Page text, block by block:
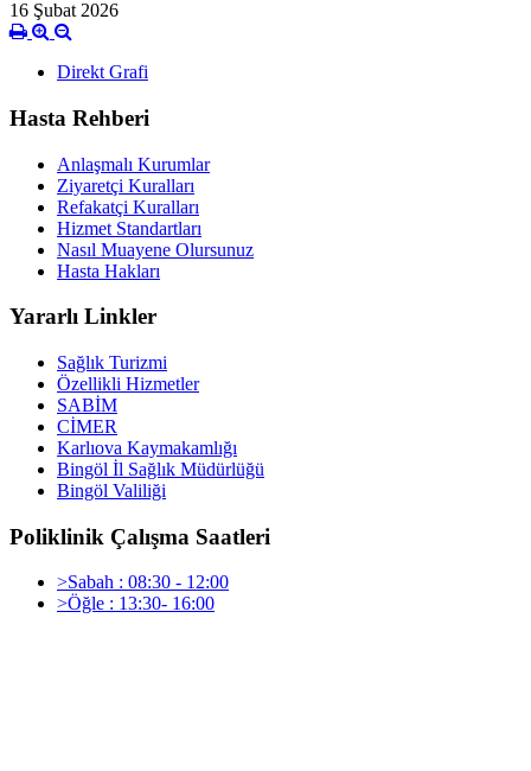
16 Şubat 2026
Direkt Grafi
Hasta Rehberi
Anlaşmalı Kurumlar
Ziyaretçi Kuralları
Refakatçi Kuralları
Hizmet Standartları
Nasıl Muayene Olursunuz
Hasta Hakları
Yararlı Linkler
Sağlık Turizmi
Özellikli Hizmetler
SABİM
CİMER
Karlıova Kaymakamlığı
Bingöl İl Sağlık Müdürlüğü
Bingöl Valiliği
Poliklinik Çalışma Saatleri
>Sabah : 08:30 - 12:00
>Öğle : 13:30- 16:00